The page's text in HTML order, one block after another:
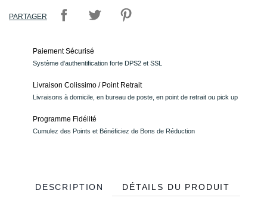
PARTAGER
Paiement Sécurisé
Système d'authentification forte DPS2 et SSL
Livraison Colissimo / Point Retrait
Livraisons à domicile, en bureau de poste, en point de retrait ou pick up
Programme Fidélité
Cumulez des Points et Bénéficiez de Bons de Réduction
DESCRIPTION DÉTAILS DU PRODUIT